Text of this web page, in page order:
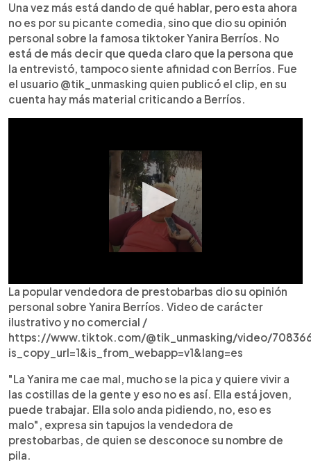
Una vez más está dando de qué hablar, pero esta ahora
no es por su picante comedia, sino que dio su opinión
personal sobre la famosa tiktoker Yanira Berríos. No
está de más decir que queda claro que la persona que
la entrevistó, tampoco siente afinidad con Berríos. Fue
el usuario @tik_unmasking quien publicó el clip, en su
cuenta hay más material criticando a Berríos.
La popular vendedora de prestobarbas dio su opinión
personal sobre Yanira Berríos. Video de carácter
ilustrativo y no comercial /
https://www.tiktok.com/@tik_unmasking/video/
is_copy_url=1&is_from_webapp=v1&lang=es
"La Yanira me cae mal, mucho se la pica y quiere vivir a
las costillas de la gente y eso no es así. Ella está joven,
puede trabajar. Ella solo anda pidiendo, no, eso es
malo", expresa sin tapujos la vendedora de
prestobarbas, de quien se desconoce su nombre de
pila.